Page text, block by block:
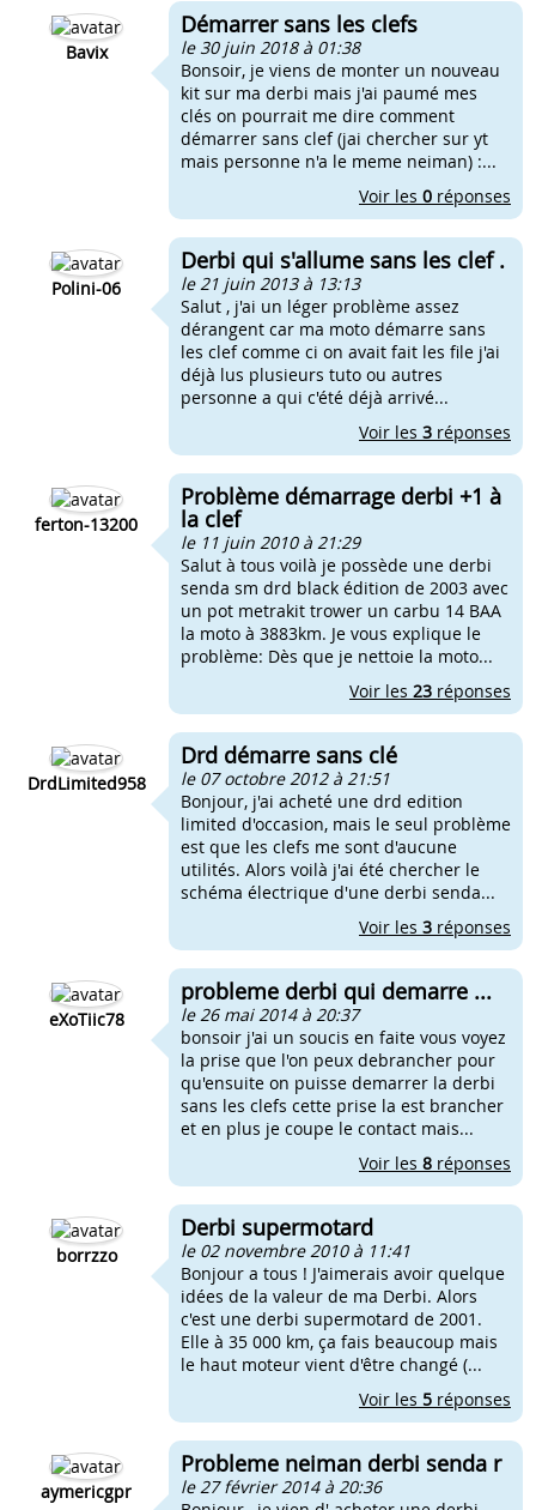
Demarer sans cle
Demarrer sans cdi
Bavix
Démarrer sans les clefs
le 30 juin 2018 à 01:38
Bonsoir, je viens de monter un nouveau
kit sur ma derbi mais j'ai paumé mes
clés on pourrait me dire comment
démarrer sans clef (jai chercher sur yt
mais personne n'a le meme neiman) :...
Voir les 0 réponses
Polini-06
Derbi qui s'allume sans les clef .
le 21 juin 2013 à 13:13
Salut , j'ai un léger problème assez
dérangent car ma moto démarre sans
les clef comme ci on avait fait les file j'ai
déjà lus plusieurs tuto ou autres
personne a qui c'été déjà arrivé...
Voir les 3 réponses
ferton-13200
Problème démarrage derbi +1 à
la clef
le 11 juin 2010 à 21:29
Salut à tous voilà je possède une derbi
senda sm drd black édition de 2003 avec
un pot metrakit trower un carbu 14 BAA
la moto à 3883km. Je vous explique le
problème: Dès que je nettoie la moto...
Voir les 23 réponses
DrdLimited958
Drd démarre sans clé
le 07 octobre 2012 à 21:51
Bonjour, j'ai acheté une drd edition
limited d'occasion, mais le seul problème
est que les clefs me sont d'aucune
utilités. Alors voilà j'ai été chercher le
schéma électrique d'une derbi senda...
Voir les 3 réponses
eXoTiic78
probleme derbi qui demarre ...
le 26 mai 2014 à 20:37
bonsoir j'ai un soucis en faite vous voyez
la prise que l'on peux debrancher pour
qu'ensuite on puisse demarrer la derbi
sans les clefs cette prise la est brancher
et en plus je coupe le contact mais...
Voir les 8 réponses
borrzzo
Derbi supermotard
le 02 novembre 2010 à 11:41
Bonjour a tous ! J'aimerais avoir quelque
idées de la valeur de ma Derbi. Alors
c'est une derbi supermotard de 2001.
Elle à 35 000 km, ça fais beaucoup mais
le haut moteur vient d'être changé (...
Voir les 5 réponses
aymericgpr
Probleme neiman derbi senda r
le 27 février 2014 à 20:36